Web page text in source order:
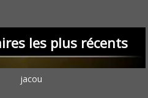
les plus récents
jacou